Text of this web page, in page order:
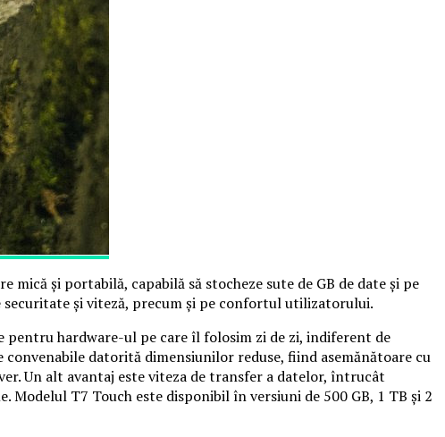
și portabilă, capabilă să stocheze sute de GB de date și pe
securitate și viteză, precum și pe confortul utilizatorului.
pentru hardware-ul pe care îl folosim zi de zi, indiferent de
datorită dimensiunilor reduse, fiind asemănătoare cu
Un alt avantaj este viteza de transfer a datelor, întrucât
T7 Touch este disponibil în versiuni de 500 GB, 1 TB și 2